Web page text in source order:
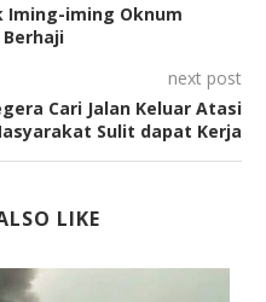
Iming-iming Oknum
Berhaji
next post
Cari Jalan Keluar Atasi
Sulit dapat Kerja
LIKE